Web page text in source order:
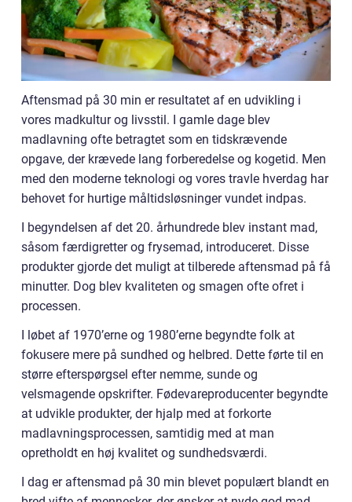
Aftensmad på 30 min er resultatet af en udvikling i
vores madkultur og livsstil. I gamle dage blev
madlavning ofte betragtet som en tidskrævende
opgave, der krævede lang forberedelse og kogetid. Men
med den moderne teknologi og vores travle hverdag har
behovet for hurtige måltidsløsninger vundet indpas.
I begyndelsen af det 20. århundrede blev instant mad,
såsom færdigretter og frysemad, introduceret. Disse
produkter gjorde det muligt at tilberede aftensmad på få
minutter. Dog blev kvaliteten og smagen ofte ofret i
processen.
I løbet af 1970’erne og 1980’erne begyndte folk at
fokusere mere på sundhed og helbred. Dette førte til en
større efterspørgsel efter nemme, sunde og
velsmagende opskrifter. Fødevareproducenter begyndte
at udvikle produkter, der hjalp med at forkorte
madlavningsprocessen, samtidig med at man
opretholdt en høj kvalitet og sundhedsværdi.
I dag er aftensmad på 30 min blevet populært blandt en